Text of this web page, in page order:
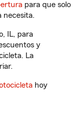
para que solo
necesita.
IL, para
y
La
hoy